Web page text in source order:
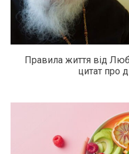
Правила життя від
цитат про